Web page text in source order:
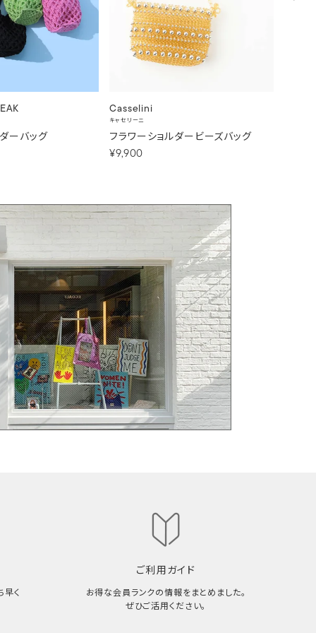
ーバッグ
Casselini
キャセリーニ
フラワーショルダービーズバッグ
¥9,900
早く
ご利用ガイド
お得な会員ランクの情報をまとめました。
ぜひご活用ください。